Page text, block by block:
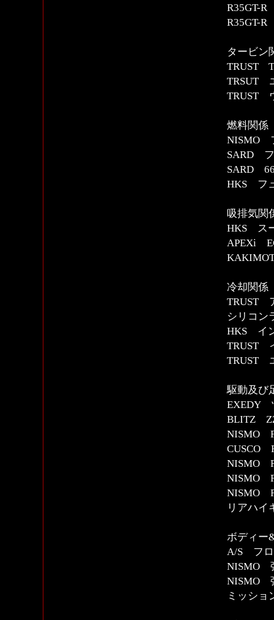
R35GT-
R35GT-
タービン
TRUST
TRSUT
TRUST
燃料関係
NISMO
SARD フ
SARD
HKS フ
吸排気関
HKS ス
APEXi
冷却関係
TRUST
シリコン
HKS イ
TRUST
TRUST
駆動及び
EXEDY
BLITZ
NISMO
CUSCO
NISMO
NISMO
NISMO
リアハイ
ボディー
A/S フロ
NISMO
NISMO
ミッショ